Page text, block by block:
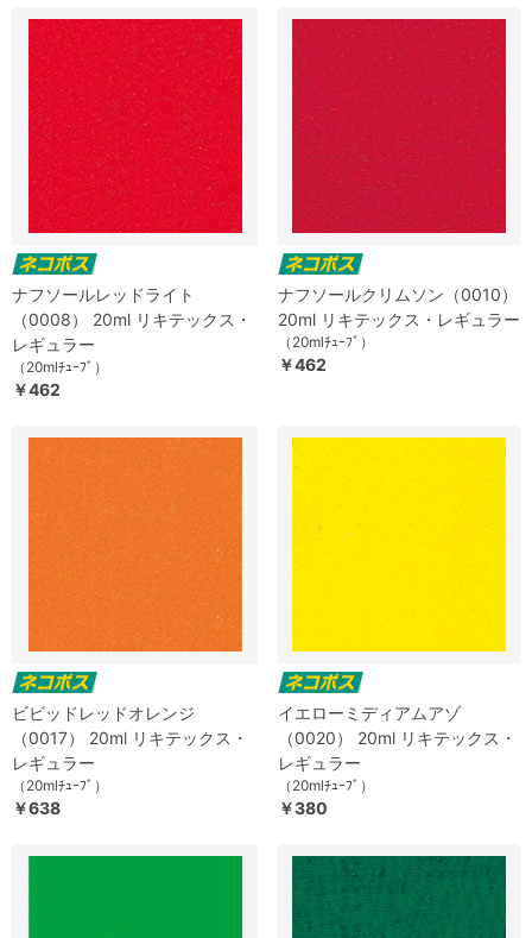
ナフソールレッドライト
（0008） 20ml リキテックス・
レギュラー
（20mlﾁｭｰﾌﾞ）
￥462
ナフソールクリムソン（0010）
20ml リキテックス・レギュラー
（20mlﾁｭｰﾌﾞ）
￥462
ビビッドレッドオレンジ
（0017） 20ml リキテックス・
レギュラー
（20mlﾁｭｰﾌﾞ）
￥638
イエローミディアムアゾ
（0020） 20ml リキテックス・
レギュラー
（20mlﾁｭｰﾌﾞ）
￥380